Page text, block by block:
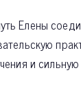
Елены
и